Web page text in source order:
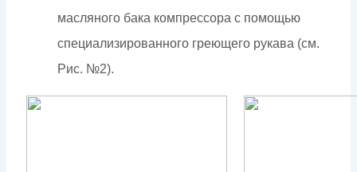
масляного бака компрессора с помощью
специализированного греющего рукава (см.
Рис. №2).